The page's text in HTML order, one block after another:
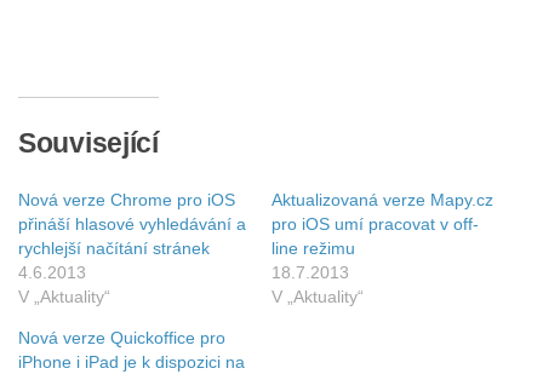
Související
Nová verze Chrome pro iOS
přináší hlasové vyhledávání a
rychlejší načítání stránek
4.6.2013
V „Aktuality“
Aktualizovaná verze Mapy.cz
pro iOS umí pracovat v off-
line režimu
18.7.2013
V „Aktuality“
Nová verze Quickoffice pro
iPhone i iPad je k dispozici na